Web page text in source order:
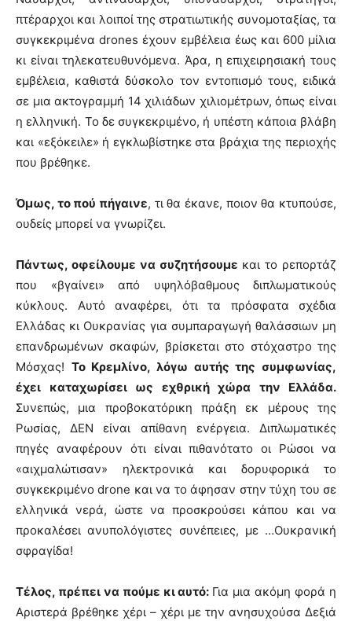
πτέραρχοι και λοιποί της στρατιωτικής συνομοταξίας, τα
συγκεκριμένα drones έχουν εμβέλεια έως και 600 μίλια
κι είναι τηλεκατευθυνόμενα. Άρα, η επιχειρησιακή τους
εμβέλεια, καθιστά δύσκολο τον εντοπισμό τους, ειδικά
σε μια ακτογραμμή 14 χιλιάδων χιλιομέτρων, όπως είναι
η ελληνική. Το δε συγκεκριμένο, ή υπέστη κάποια βλάβη
και «εξόκειλε» ή εγκλωβίστηκε στα βράχια της περιοχής
που βρέθηκε.
Όμως, το πού πήγαινε, τι θα έκανε, ποιον θα κτυπούσε,
ουδείς μπορεί να γνωρίζει.
Πάντως, οφείλουμε να συζητήσουμε και το ρεπορτάζ
που «βγαίνει» από υψηλόβαθμους διπλωματικούς
κύκλους. Αυτό αναφέρει, ότι τα πρόσφατα σχέδια
Ελλάδας κι Ουκρανίας για συμπαραγωγή θαλάσσιων μη
επανδρωμένων σκαφών, βρίσκεται στο στόχαστρο της
Μόσχας! Το Κρεμλίνο, λόγω αυτής της συμφωνίας,
έχει καταχωρίσει ως εχθρική χώρα την Ελλάδα.
Συνεπώς, μια προβοκατόρικη πράξη εκ μέρους της
Ρωσίας, ΔΕΝ είναι απίθανη ενέργεια. Διπλωματικές
πηγές αναφέρουν ότι είναι πιθανότατο οι Ρώσοι να
«αιχμαλώτισαν» ηλεκτρονικά και δορυφορικά το
συγκεκριμένο drone και να το άφησαν στην τύχη του σε
ελληνικά νερά, ώστε να προσκρούσει κάπου και να
προκαλέσει ανυπολόγιστες συνέπειες, με …Ουκρανική
σφραγίδα!
Τέλος, πρέπει να πούμε κι αυτό: Για μια ακόμη φορά η
Αριστερά βρέθηκε χέρι – χέρι με την ανησυχούσα Δεξιά